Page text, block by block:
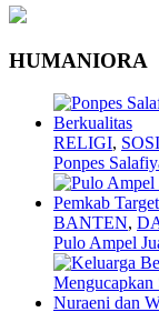
HUMANIORA
RELIGI,
Ponpes
BANTEN,
Pulo Ampel